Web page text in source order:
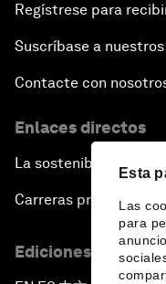
Esta
Las
para
Regístrese para
Suscríbase a
Contacte con
Enlaces directos
La sostenibilidad en el
Carreras profesionales
Ediciones en otros